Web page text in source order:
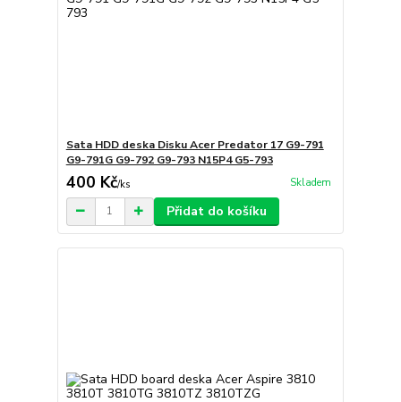
Sata HDD deska Disku Acer Predator 17 G9-791
G9-791G G9-792 G9-793 N15P4 G5-793
400 Kč/ks Skladem
Přidat do košíku